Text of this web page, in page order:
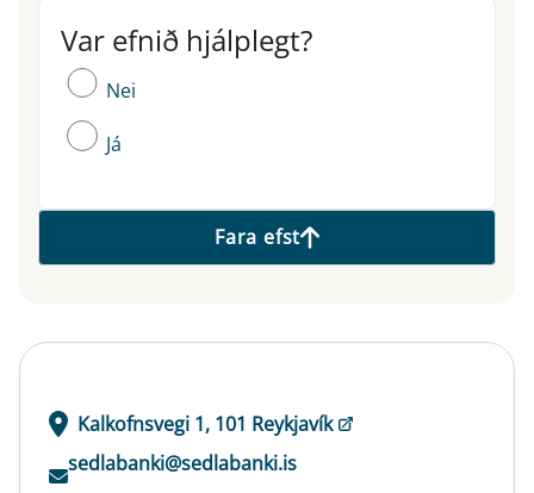
Var efnið hjálplegt?
Var efnið hjálplegt?
Nei
Já
Fara efst
Kalkofnsvegi 1, 101 Reykjavík
sedlabanki@sedlabanki.is